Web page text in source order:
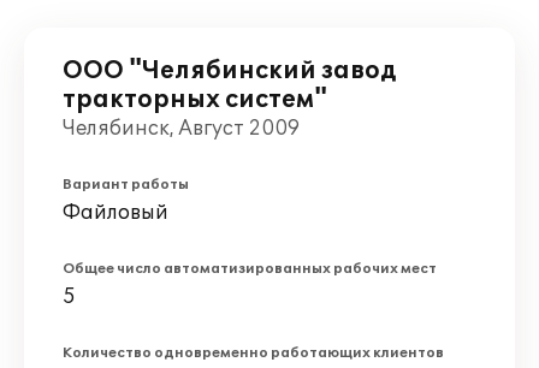
ООО "Челябинский завод
тракторных систем"
Челябинск, Август 2009
Вариант работы
Файловый
Общее число автоматизированных рабочих мест
5
Количество одновременно работающих клиентов